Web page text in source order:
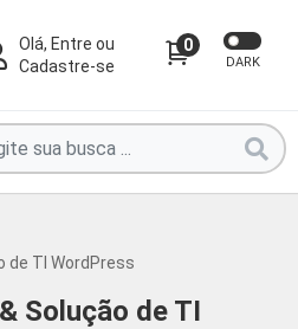
Olá, Entre ou
Cadastre-se
0
DARK
de TI WordPress
Solução de TI